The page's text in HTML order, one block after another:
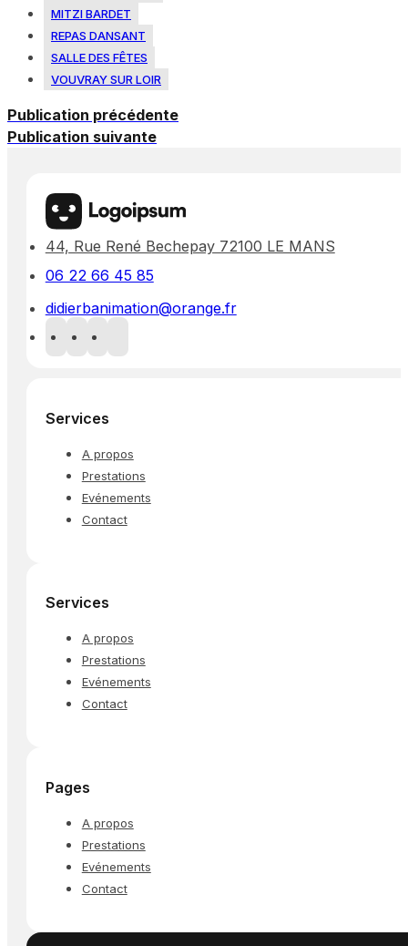
MITZI BARDET
REPAS DANSANT
SALLE DES FÊTES
VOUVRAY SUR LOIR
Publication précédente
Publication suivante
44, Rue René Bechepay 72100 LE MANS
06 22 66 45 85
didierbanimation@orange.fr
Services
A propos
Prestations
Evénements
Contact
Services
A propos
Prestations
Evénements
Contact
Pages
A propos
Prestations
Evénements
Contact